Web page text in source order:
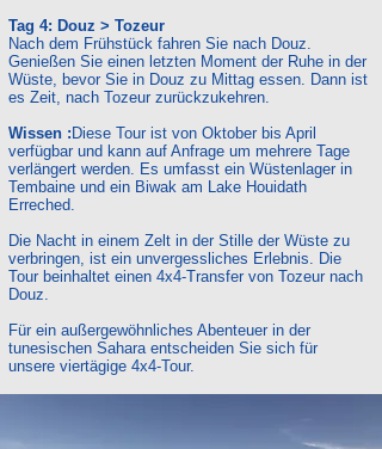
Tag 4: Douz > Tozeur
Nach dem Frühstück fahren Sie nach Douz.
Genießen Sie einen letzten Moment der Ruhe in der
Wüste, bevor Sie in Douz zu Mittag essen. Dann ist
es Zeit, nach Tozeur zurückzukehren.
Wissen : Diese Tour ist von Oktober bis April
verfügbar und kann auf Anfrage um mehrere Tage
verlängert werden. Es umfasst ein Wüstenlager in
Tembaine und ein Biwak am Lake Houidath
Erreched.
Die Nacht in einem Zelt in der Stille der Wüste zu
verbringen, ist ein unvergessliches Erlebnis. Die
Tour beinhaltet einen 4x4-Transfer von Tozeur nach
Douz.
Für ein außergewöhnliches Abenteuer in der
tunesischen Sahara entscheiden Sie sich für
unsere viertägige 4x4-Tour.